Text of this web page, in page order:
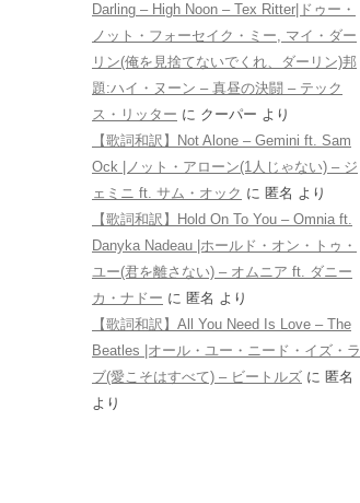
Darling – High Noon – Tex Ritter|ドゥー・
ノット・フォーセイク・ミー, マイ・ダー
リン(俺を見捨てないでくれ、ダーリン)邦
題:ハイ・ヌーン – 真昼の決闘 – テック
ス・リッター に クーパー より
【歌詞和訳】Not Alone – Gemini ft. Sam
Ock |ノット・アローン(1人じゃない) – ジ
ェミニ ft. サム・オック に 匿名 より
【歌詞和訳】Hold On To You – Omnia ft.
Danyka Nadeau |ホールド・オン・トゥ・
ユー(君を離さない) – オムニア ft. ダニー
カ・ナドー に 匿名 より
【歌詞和訳】All You Need Is Love – The
Beatles |オール・ユー・ニード・イズ・ラ
ブ(愛こそはすべて) – ビートルズ に 匿名
より